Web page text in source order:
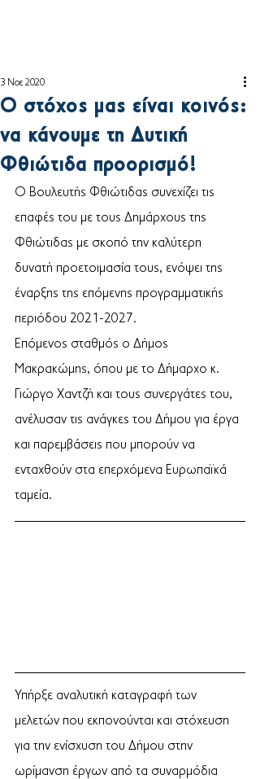
Ο στόχος μας είναι κοινός:
να κάνουμε τη Δυτική
Φθιώτιδα προορισμό!
3 Νοε 2020
Ο Βουλευτής Φθιώτιδας συνεχίζει τις
επαφές του με τους Δημάρχους της
Φθιώτιδας με σκοπό την καλύτερη
δυνατή προετοιμασία τους, ενόψει της
έναρξης της επόμενης προγραμματικής
περιόδου 2021-2027.
Επόμενος σταθμός ο Δήμος
Μακρακώμης, όπου με το Δήμαρχο κ.
Γιώργο Χαντζή και τους συνεργάτες του,
ανέλυσαν τις ανάγκες του Δήμου για έργα
και παρεμβάσεις που μπορούν να
ενταχθούν στα επερχόμενα Ευρωπαϊκά
ταμεία.
Υπήρξε αναλυτική καταγραφή των
μελετών που εκπονούνται και στόχευση
για την ενίσχυση του Δήμου στην
ωρίμανση έργων από τα συναρμόδια